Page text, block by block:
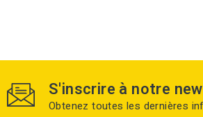
S'inscrire à notre
Obtenez toutes les dernières